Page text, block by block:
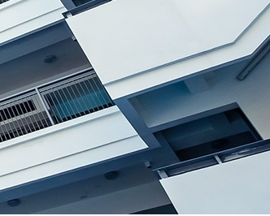
申請插班生
學生入學資
料記錄表
繳費靈PPS
帳戶設定
65週年校
慶